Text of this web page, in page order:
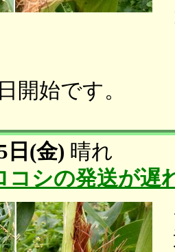
開始です。
日(金) 晴れ
コシの発送が遅